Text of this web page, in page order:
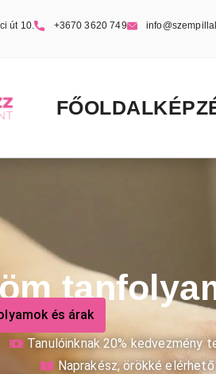
út 10. +3670 3620 749
FŐOLDAL
és árak
Tanulóinknak 20% kedvezmény
Naprakész, örökké